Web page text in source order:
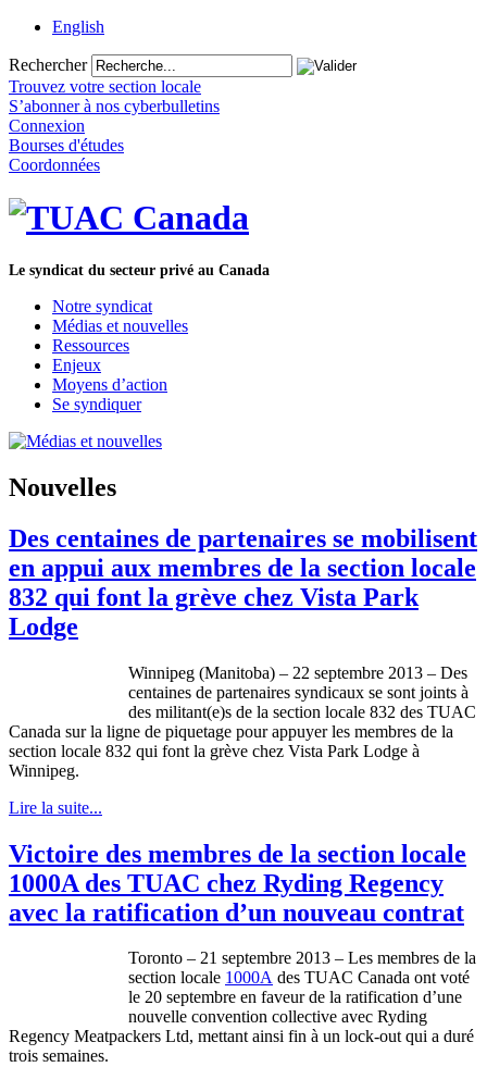
English
Rechercher
Trouvez votre section locale
S’abonner à nos cyberbulletins
Connexion
Bourses d'études
Coordonnées
Le syndicat du secteur privé au Canada
Notre syndicat
Médias et nouvelles
Ressources
Enjeux
Moyens d’action
Se syndiquer
Nouvelles
Des centaines de partenaires se mobilisent
en appui aux membres de la section locale
832 qui font la grève chez Vista Park
Lodge
Winnipeg (Manitoba) – 22 septembre 2013 – Des
centaines de partenaires syndicaux se sont joints à
des militant(e)s de la section locale 832 des TUAC
Canada sur la ligne de piquetage pour appuyer les membres de la
section locale 832 qui font la grève chez Vista Park Lodge à
Winnipeg.
Lire la suite...
Victoire des membres de la section locale
1000A des TUAC chez Ryding Regency
avec la ratification d’un nouveau contrat
Toronto – 21 septembre 2013 – Les membres de la
section locale 1000A des TUAC Canada ont voté
le 20 septembre en faveurde la ratification d’une
nouvelle convention collective avec Ryding
Regency Meatpackers Ltd, mettant ainsi fin à un lock-out qui a duré
trois semaines.